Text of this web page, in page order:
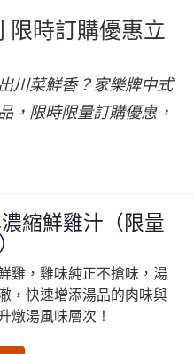
限時訂購優惠立
川菜鮮香？家樂牌中式
，限時限量訂購優惠，
縮鮮雞汁（限量
雞，雞味純正不搶味，湯
，快速增添湯品的肉味與
燉湯風味層次！